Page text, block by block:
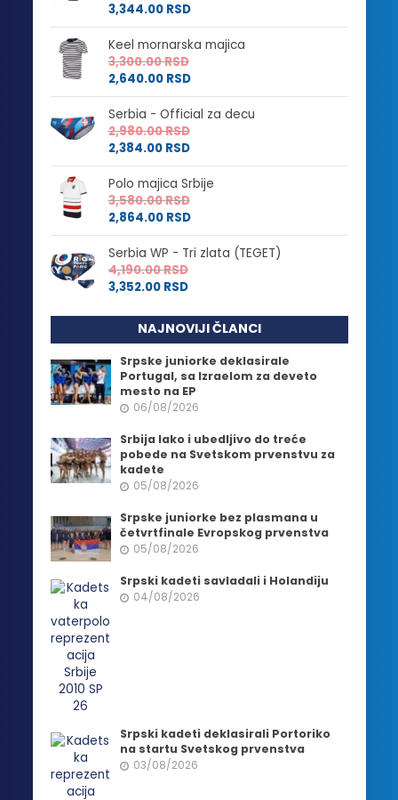
3,344.00 RSD
Keel mornarska majica
3,300.00RSD
2,640.00 RSD
Serbia - Official za decu
2,980.00RSD
2,384.00 RSD
Polo majica Srbije
3,580.00RSD
2,864.00 RSD
Serbia WP - Tri zlata (TEGET)
4,190.00RSD
3,352.00 RSD
NAJNOVIJI ČLANCI
Srpske juniorke deklasirale
Portugal, sa Izraelom za deveto
mesto na EP
06/08/2026
Srbija lako i ubedljivo do treće
pobede na Svetskom prvenstvu za
kadete
05/08/2026
Srpske juniorke bez plasmana u
četvrtfinale Evropskog prvenstva
05/08/2026
Srpski kadeti savladali i Holandiju
04/08/2026
Srpski kadeti deklasirali Portoriko
na startu Svetskog prvenstva
03/08/2026